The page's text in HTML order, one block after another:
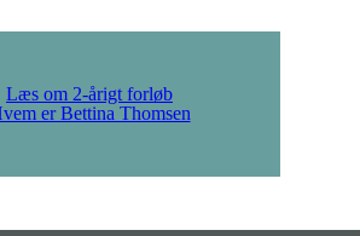
Læs om 2-årigt forløb
er Bettina Thomsen